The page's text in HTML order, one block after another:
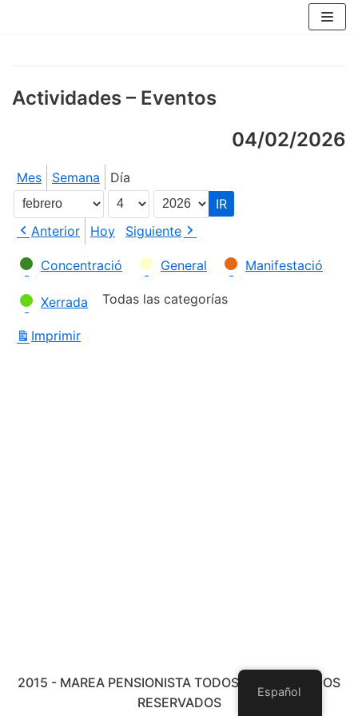
Actividades – Eventos
04/02/2026
Mes Semana Día
Mes
Día
Año
Anterior
Hoy
Siguiente
Categorías
Concentració General Manifestació
Xerrada Todas las categorías
Imprimir
2015 - MAREA PENSIONISTA TODOS LOS DERECHOS
RESERVADOS
Español